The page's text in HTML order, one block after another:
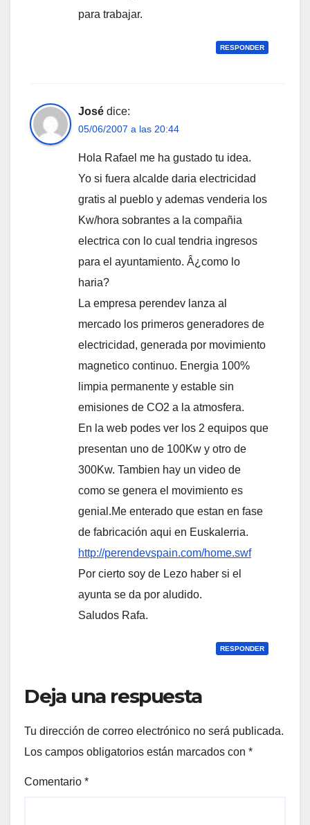
para trabajar.
RESPONDER
José dice:
05/06/2007 a las 20:44
Hola Rafael me ha gustado tu idea.
Yo si fuera alcalde daria electricidad
gratis al pueblo y ademas venderia los
Kw/hora sobrantes a la compañia
electrica con lo cual tendria ingresos
para el ayuntamiento. Â¿como lo
haria?
La empresa perendev lanza al
mercado los primeros generadores de
electricidad, generada por movimiento
magnetico continuo. Energia 100%
limpia permanente y estable sin
emisiones de CO2 a la atmosfera.
En la web podes ver los 2 equipos que
presentan uno de 100Kw y otro de
300Kw. Tambien hay un video de
como se genera el movimiento es
genial.Me enterado que estan en fase
de fabricación aqui en Euskalerria.
http://perendevspain.com/home.swf
Por cierto soy de Lezo haber si el
ayunta se da por aludido.
Saludos Rafa.
RESPONDER
Deja una respuesta
Tu dirección de correo electrónico no será publicada.
Los campos obligatorios están marcados con *
Comentario *